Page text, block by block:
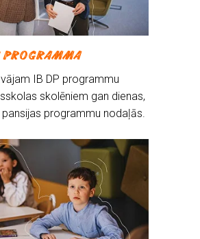
IB DP programmu
skolēniem gan dienas,
pansijas programmu nodaļās.